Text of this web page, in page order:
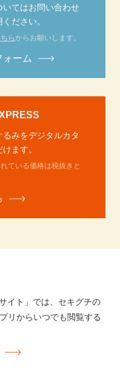
いてはお問い合わせ
ださい。
らからお願いします。
ォーム
みをデジタルカタ
ます。
ている価格は税抜きと
イト」では、セキグチの
リからいつでも閲覧する